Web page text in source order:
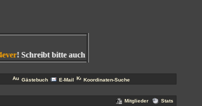
! Schreibt bitte auch ins
Gästebuch E-Mail Koordinaten-Suche
Mitglieder
Stats